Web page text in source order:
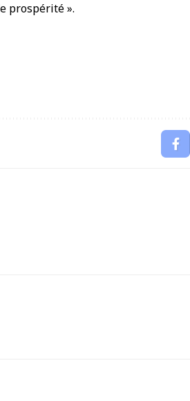
prospérité ».